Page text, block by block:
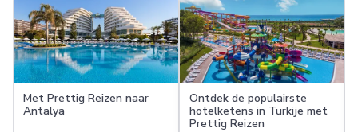
Met Prettig Reizen naar
Antalya
Ontdek de populairste
hotelketens in Turkije met
Prettig Reizen